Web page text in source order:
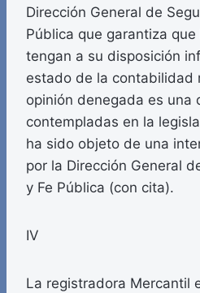
Dirección General de
Pública que garantiza
tengan a su disposición
estado de la contabilidad
opinión denegada es una
contempladas en la
ha sido objeto de una
por la Dirección General
y Fe Pública (con cita).
IV
La registradora Mercantil